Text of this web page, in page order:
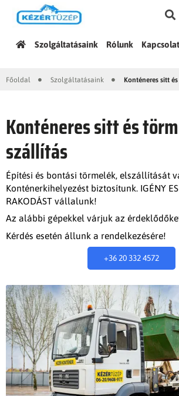
FőoldalSzolgáltatásaink Rólunk Kapcsolat
Főoldal Szolgáltatásaink Konténeres sitt
Konténeres sitt és
szállítás
Építési és bontási törmelék, elszállítását
Konténerkihelyezést biztosítunk. IGÉNY
RAKODÁST vállalunk!
Az alábbi gépekkel várjuk az
Kérdés esetén állunk a rendelkezésére!
+36 20 332 4572